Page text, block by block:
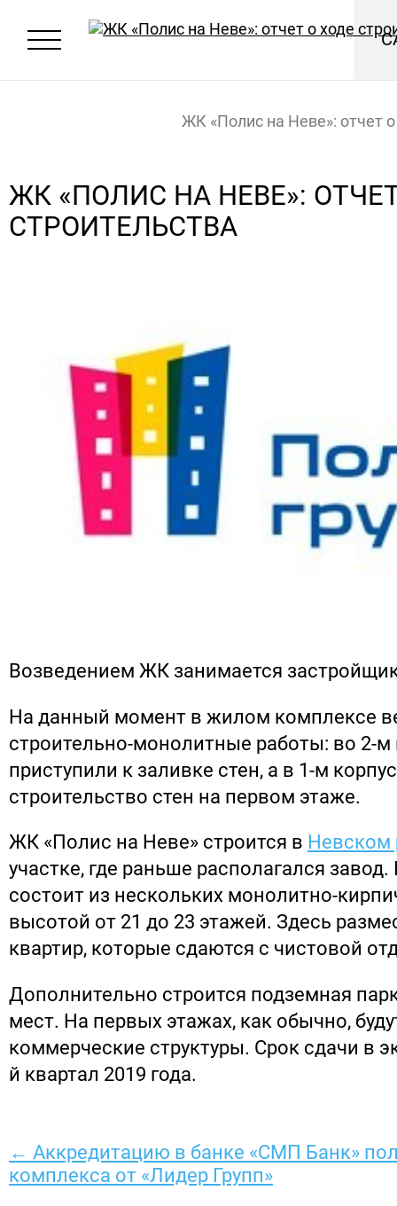
ЖК «Полис на Неве»: отчет
ЖК «ПОЛИС НА НЕВЕ»:
СТРОИТЕЛЬСТВА
Возведением ЖК занимается
На данный момент в жилом комплексе
строительно-монолитные работы: во 2-м
приступили к заливке стен, а в 1-м
строительство стен на первом этаже.
ЖК «Полис на Неве» строится в Невском
участке, где раньше располагался
состоит из нескольких монолитно-
высотой от 21 до 23 этажей. Здесь
квартир, которые сдаются с чистовой
Дополнительно строится подземная
мест. На первых этажах, как обычно,
коммерческие структуры. Срок сдачи в
й квартал 2019 года.
← Аккредитацию в банке «СМП Банк»
комплекса от «Лидер Групп»